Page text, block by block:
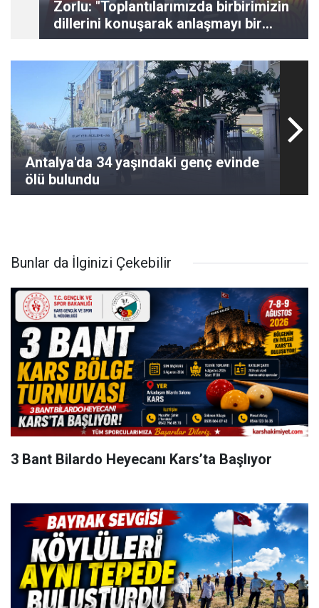
Zorlu: "Toplantılarımızda birbirimizin
dillerini konuşarak anlaşmayı bir
kural haline getirelim
Antalya'da 34 yaşındaki genç evinde
ölü bulundu
Bunlar da İlginizi Çekebilir
3 Bant Bilardo Heyecanı Kars’ta Başlıyor